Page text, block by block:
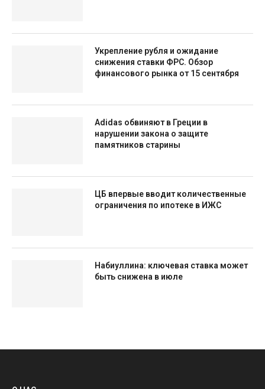
Укрепление рубля и ожидание
снижения ставки ФРС. Обзор
финансового рынка от 15 сентября
Adidas обвиняют в Греции в
нарушении закона о защите
памятников старины
ЦБ впервые вводит количественные
ограничения по ипотеке в ИЖС
Набиуллина: ключевая ставка может
быть снижена в июле